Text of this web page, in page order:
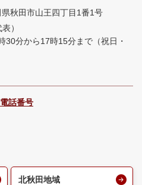
秋田市山王四丁目1番1号
）
30分から17時15分まで （祝日・
話番号
北秋田地域